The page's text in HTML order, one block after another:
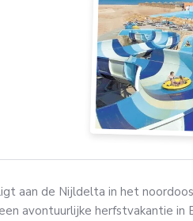
aan de Nijldelta in het
avontuurlijke herfstvakantie in